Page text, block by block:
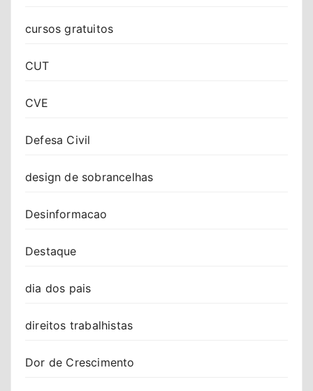
cursos gratuitos
CUT
CVE
Defesa Civil
design de sobrancelhas
Desinformacao
Destaque
dia dos pais
direitos trabalhistas
Dor de Crescimento